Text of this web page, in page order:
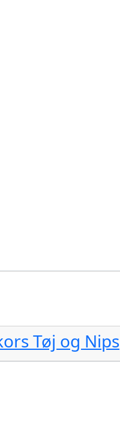
Tøj og Nips